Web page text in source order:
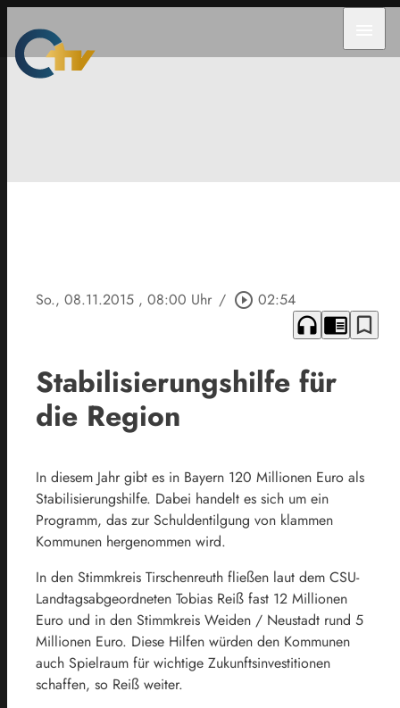
So., 08.11.2015 , 08:00 Uhr / play_circle_outline 02:54
headphones chrome_reader_mode bookmark_border
Stabilisierungshilfe für
die Region
In diesem Jahr gibt es in Bayern 120 Millionen Euro als
Stabilisierungshilfe. Dabei handelt es sich um ein
Programm, das zur Schuldentilgung von klammen
Kommunen hergenommen wird.
In den Stimmkreis Tirschenreuth fließen laut dem CSU-
Landtagsabgeordneten Tobias Reiß fast 12 Millionen
Euro und in den Stimmkreis Weiden / Neustadt rund 5
Millionen Euro. Diese Hilfen würden den Kommunen
auch Spielraum für wichtige Zukunftsinvestitionen
schaffen, so Reiß weiter.